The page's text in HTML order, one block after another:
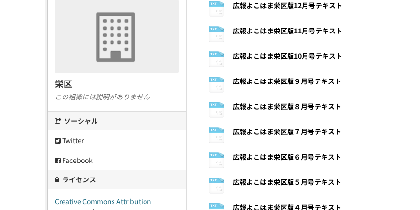
栄区
この組織には説明がありません
ソーシャル
Twitter
Facebook
ライセンス
Creative Commons Attribution
広報よこはま栄区版12月号テキスト
広報よこはま栄区版11月号テキスト
広報よこはま栄区版10月号テキスト
広報よこはま栄区版９月号テキスト
広報よこはま栄区版８月号テキスト
広報よこはま栄区版７月号テキスト
広報よこはま栄区版６月号テキスト
広報よこはま栄区版５月号テキスト
広報よこはま栄区版４月号テキスト